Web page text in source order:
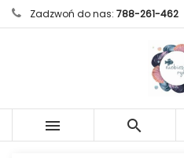
Zadzwoń do nas: 788-261-462
 